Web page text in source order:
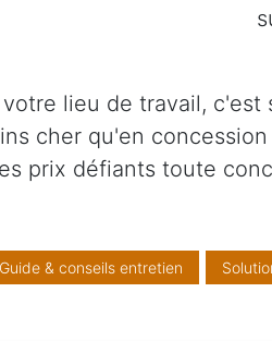
lieu de travail, c'est
cher qu'en concession
prix défiants toute
Guide & conseils entretien